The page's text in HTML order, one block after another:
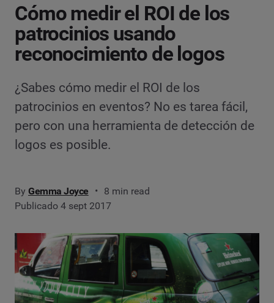
Cómo medir el ROI de los
patrocinios usando
reconocimiento de logos
¿Sabes cómo medir el ROI de los
patrocinios en eventos? No es tarea fácil,
pero con una herramienta de detección de
logos es posible.
By Gemma Joyce
8 min read
Publicado 4 sept 2017